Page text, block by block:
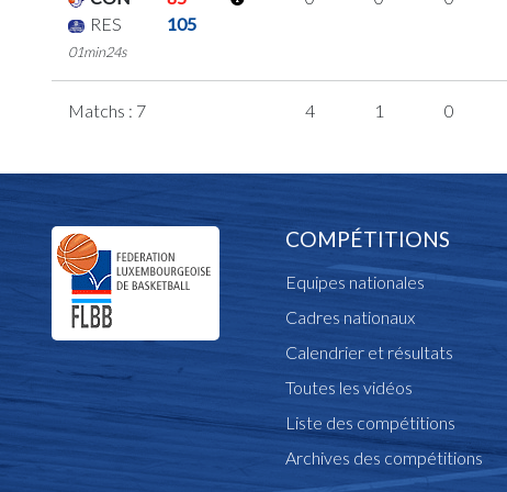
RES
105
01min24s
Matchs : 7 4 1 0
COMPÉTITIONS
Equipes nationales
Cadres nationaux
Calendrier et résultats
Toutes les vidéos
Liste des compétitions
Archives des compétitions